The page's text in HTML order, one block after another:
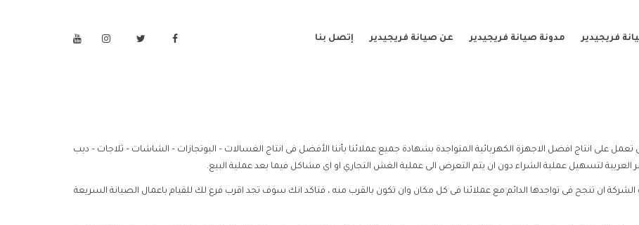
فريجيدير مدونة صيانة فريجيدير عن صيانة فريجيدير إتصل بنا
على انتاج افضل الاجهزة الكهربائية المتواجدة بشهادة جميع عملائنا بأننا الأفضل فى انتاج الغسالات – البوتجازات – الشاشات – ثلاجات – ديب
لتسهيل عملية الشراء دون ان يتم التعرض الى عملية الغش التجاري او اى مشاكل فيما بعد عملية البيع.
ان تنجح فى تواجدها الدائم مع عملائنا فى كل مكان وان تكون بالقرب منه ، فتاكد انك سوف تجد اقرب فرع لك للقيام باعمال الصيانة السريعة